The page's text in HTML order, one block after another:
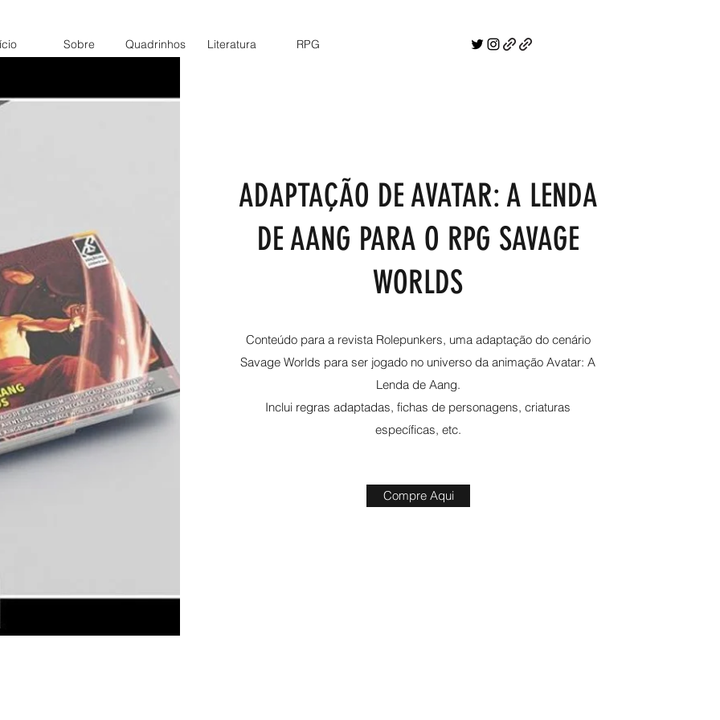
Sobre Quadrinhos Literatura RPG
ADAPTAÇÃO DE AVATAR: A LENDA
DE AANG PARA O RPG SAVAGE
WORLDS
Conteúdo para a revista Rolepunkers, uma adaptação do cenário
Savage Worlds para ser jogado no universo da animação Avatar: A
Lenda de Aang.
Inclui regras adaptadas, fichas de personagens, criaturas
específicas, etc.
Compre Aqui